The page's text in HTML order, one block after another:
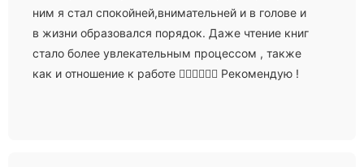
ним я стал спокойней,внимательней и в голове и
в жизни образовался порядок. Даже чтение книг
стало более увлекательным процессом , также
как и отношение к работе 👍🏼👍🏼👍🏼 Рекомендую !